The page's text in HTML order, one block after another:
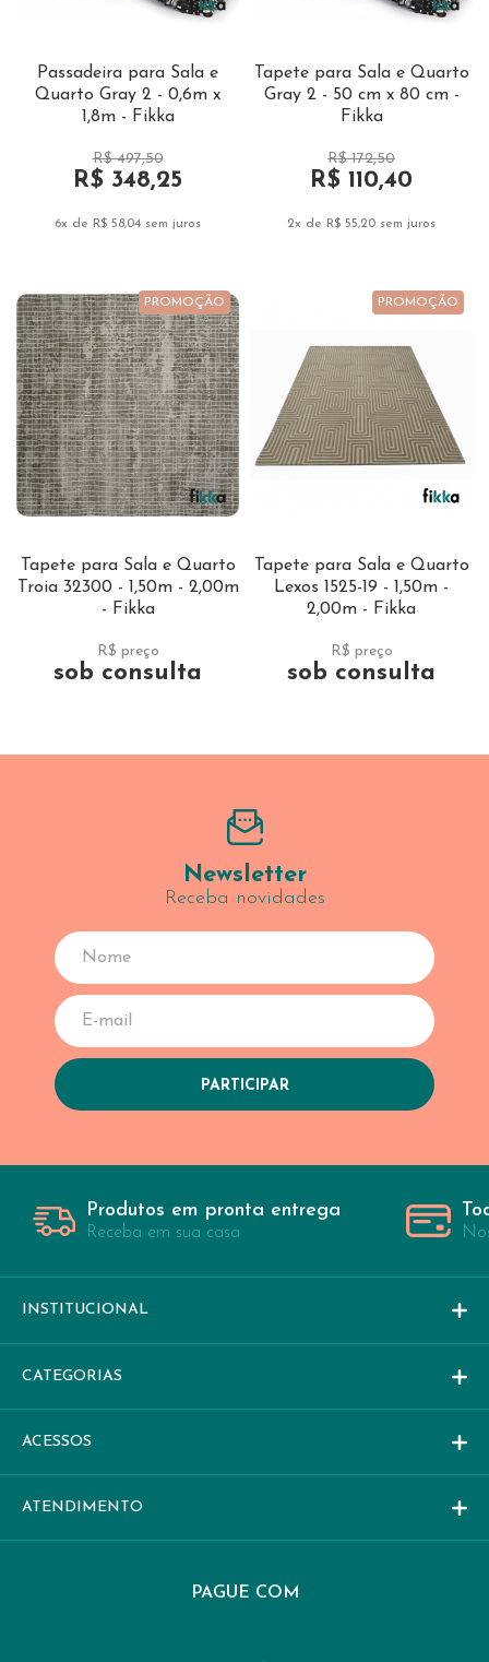
Passadeira para Sala e
Quarto Gray 2 - 0,6m x
1,8m - Fikka
R$ 497,50
R$ 348,25
6x de R$ 58,04 sem juros
Tapete para Sala e Quarto
Gray 2 - 50 cm x 80 cm -
Fikka
R$ 172,50
R$ 110,40
2x de R$ 55,20 sem juros
PROMOÇÃO
Tapete para Sala e Quarto
Troia 32300 - 1,50m - 2,00m
- Fikka
R$ preço
sob consulta
PROMOÇÃO
Tapete para Sala e Quarto
Lexos 1525-19 - 1,50m -
2,00m - Fikka
R$ preço
sob consulta
Newsletter
Receba novidades
Produtos em pronta entrega
Receba em sua casa
INSTITUCIONAL
CATEGORIAS
ACESSOS
ATENDIMENTO
PAGUE COM